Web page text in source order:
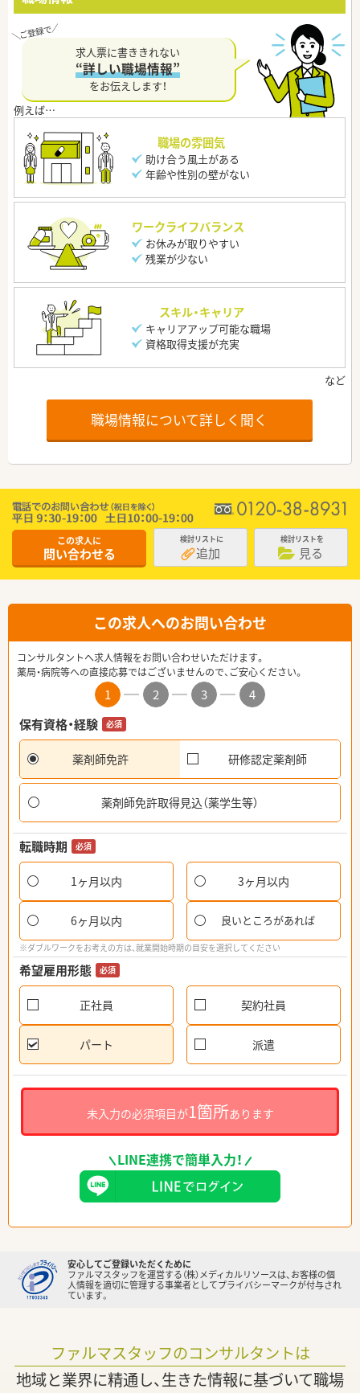
求人票に書ききれない
“詳しい職場情報”
をお伝えします！
職場の雰囲気
助け合う風土がある
年齢や性別の壁がない
ワークライフバランス
お休みが取りやすい
残業が少ない
スキル・キャリア
キャリアアップ可能な職場
資格取得支援が充実
職場情報について詳しく聞く
この求人に
問い合わせる
検討リストに
追加
検討リストを
見る
この求人へのお問い合わせ
コンサルタントへ求人情報をお問い合わせいただけます。
薬局・病院等への直接応募ではございませんので、ご安心ください。
1 2 3
4
保有資格・経験
必須
薬剤師免許 研修認定薬剤師
薬剤師免許取得見込（薬学生等）
転職時期 必須
1ヶ月以内 3ヶ月以内
6ヶ月以内 良いところがあれば
※ダブルワークをお考えの方は、就業開始時期の目安を選択してください
希望雇用形態 必須
正社員 契約社員
パート 派遣
未入力の必須項目が1箇所あります
LINE連携で簡単入力！
安心してご登録いただくために
ファルマスタッフを運営する（株）メディカルリソースは、お客様の個
人情報を適切に管理する事業者としてプライバシーマークが付与され
ています。
ファルマスタッフのコンサルタントは
地域と業界に精通し、生きた情報に基づいて職場